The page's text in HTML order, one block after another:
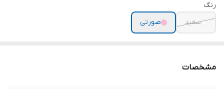
رنگ
سفید
صورتی
مشخصات